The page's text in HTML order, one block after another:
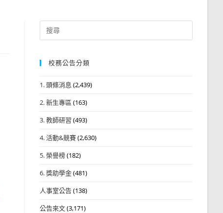
Search
for:
校務公告分類
1. 頭條消息 (2,439)
2. 新生專區 (163)
3. 教師研習 (493)
4. 活動&競賽(2,630)
5. 榮譽榜(182)
6. 獎助學金(481)
人事室公告(138)
公告來文(3,171)